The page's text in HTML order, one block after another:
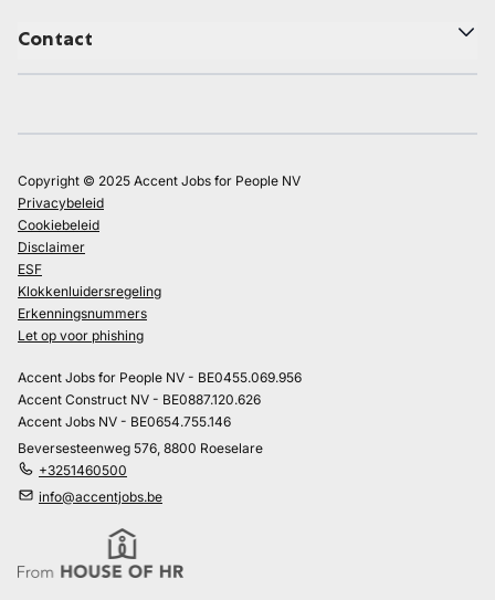
Contact
Copyright © 2025 Accent Jobs for People NV
Privacybeleid
Cookiebeleid
Disclaimer
ESF
Klokkenluidersregeling
Erkenningsnummers
Let op voor phishing
Accent Jobs for People NV - BE0455.069.956
Accent Construct NV - BE0887.120.626
Accent Jobs NV - BE0654.755.146
Beversesteenweg 576, 8800 Roeselare
+3251460500
info@accentjobs.be